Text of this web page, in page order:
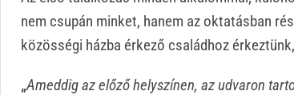
nem csupán minket, hanem az oktatásban
közösségi házba érkező családhoz
„Ameddig az előző helyszínen, az udvaron